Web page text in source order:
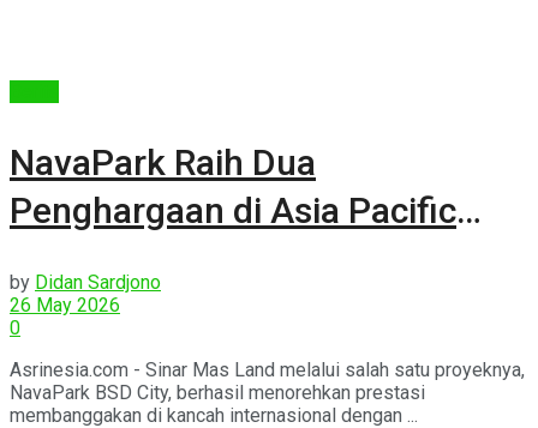
NavaPark Raih Dua
Penghargaan di Asia Pacific
by Didan Sardjono
26 May 2026
0
Asrinesia.com - Sinar Mas Land melalui salah satu proyeknya,
NavaPark BSD City, berhasil menorehkan prestasi
membanggakan di kancah internasional dengan ...